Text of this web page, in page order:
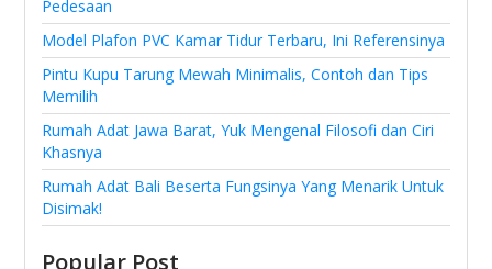
Pedesaan
Model Plafon PVC Kamar Tidur Terbaru, Ini Referensinya
Pintu Kupu Tarung Mewah Minimalis, Contoh dan Tips
Memilih
Rumah Adat Jawa Barat, Yuk Mengenal Filosofi dan Ciri
Khasnya
Rumah Adat Bali Beserta Fungsinya Yang Menarik Untuk
Disimak!
Popular Post